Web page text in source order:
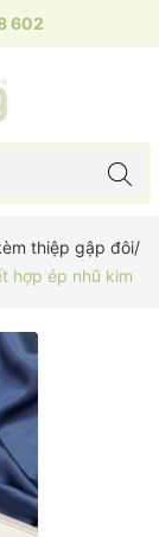
602
thiệp gập đôi/
hợp ép nhũ kim